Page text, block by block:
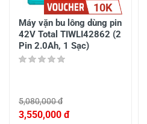
10K
Máy vặn bu lông dùng pin
42V Total TIWLI42862 (2
Pin 2.0Ah, 1 Sạc)
5,080,000 đ
3,550,000 đ